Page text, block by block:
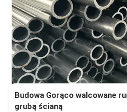
Budowa Gorąco walcowane
grubą ścianą